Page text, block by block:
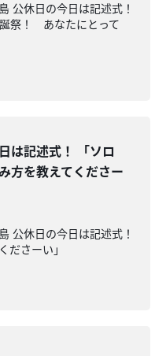
公休日の今日は記述式！
誕祭！ あなたにとって
は記述式！ 「ソロ
を教えてくださー
公休日の今日は記述式！
ださーい」